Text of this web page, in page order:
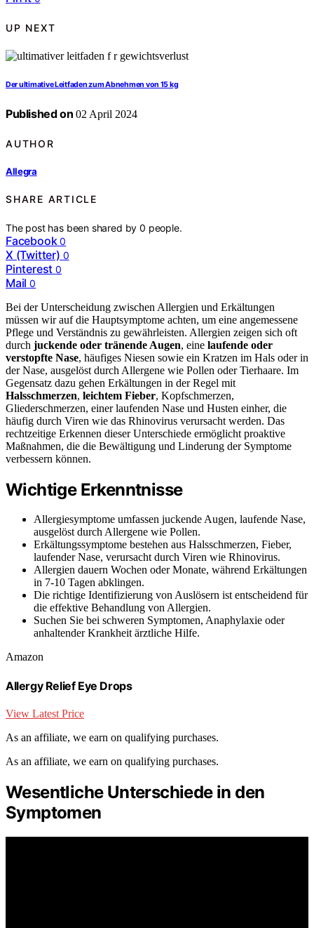
UP NEXT
Der ultimative Leitfaden zum Abnehmen von 15 kg
Published on 02 April 2024
AUTHOR
Allegra
SHARE ARTICLE
The post has been shared by0 people.
Facebook 0
X (Twitter) 0
Pinterest 0
Mail 0
Bei der Unterscheidung zwischen Allergien und Erkältungen
müssen wir auf die Hauptsymptome achten, um eine angemessene
Pflege und Verständnis zu gewährleisten. Allergien zeigen sich oft
durch juckende oder tränende Augen, eine laufende oder
verstopfte Nase, häufiges Niesen sowie ein Kratzen im Hals oder in
der Nase, ausgelöst durch Allergene wie Pollen oder Tierhaare. Im
Gegensatz dazu gehen Erkältungen in der Regel mit
Halsschmerzen, leichtem Fieber, Kopfschmerzen,
Gliederschmerzen, einer laufenden Nase und Husten einher, die
häufig durch Viren wie das Rhinovirus verursacht werden. Das
rechtzeitige Erkennen dieser Unterschiede ermöglicht proaktive
Maßnahmen, die die Bewältigung und Linderung der Symptome
verbessern können.
Wichtige Erkenntnisse
Allergiesymptome umfassen juckende Augen, laufende Nase,
ausgelöst durch Allergene wie Pollen.
Erkältungssymptome bestehen aus Halsschmerzen, Fieber,
laufender Nase, verursacht durch Viren wie Rhinovirus.
Allergien dauern Wochen oder Monate, während Erkältungen
in 7-10 Tagen abklingen.
Die richtige Identifizierung von Auslösern ist entscheidend für
die effektive Behandlung von Allergien.
Suchen Sie bei schweren Symptomen, Anaphylaxie oder
anhaltender Krankheit ärztliche Hilfe.
Amazon
Allergy Relief Eye Drops
View Latest Price
As an affiliate, we earn on qualifying purchases.
As an affiliate, we earn on qualifying purchases.
Wesentliche Unterschiede in den
Symptomen